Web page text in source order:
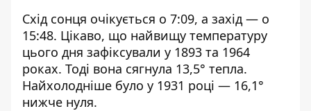
Схід сонця очікується о 7:09, а захід — о
15:48. Цікаво, що найвищу температуру
цього дня зафіксували у 1893 та 1964
роках. Тоді вона сягнула 13,5° тепла.
Найхолодніше було у 1931 році — 16,1°
нижче нуля.